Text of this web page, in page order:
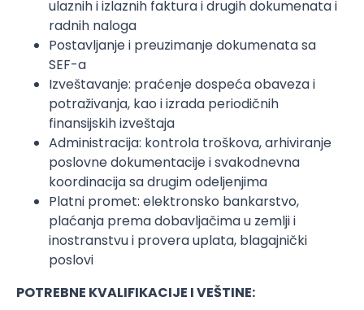
ulaznih i izlaznih faktura i drugih dokumenata i
radnih naloga
Postavljanje i preuzimanje dokumenata sa
SEF-a
Izveštavanje: praćenje dospeća obaveza i
potraživanja, kao i izrada periodičnih
finansijskih izveštaja
Administracija: kontrola troškova, arhiviranje
poslovne dokumentacije i svakodnevna
koordinacija sa drugim odeljenjima
Platni promet: elektronsko bankarstvo,
plaćanja prema dobavljačima u zemlji i
inostranstvu i provera uplata, blagajnički
poslovi
POTREBNE KVALIFIKACIJE I VEŠTINE: